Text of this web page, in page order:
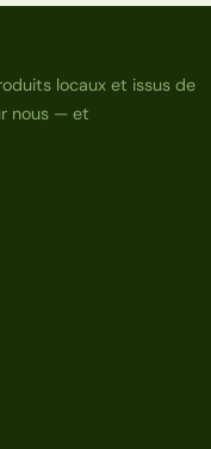
locaux et issus de
nous — et